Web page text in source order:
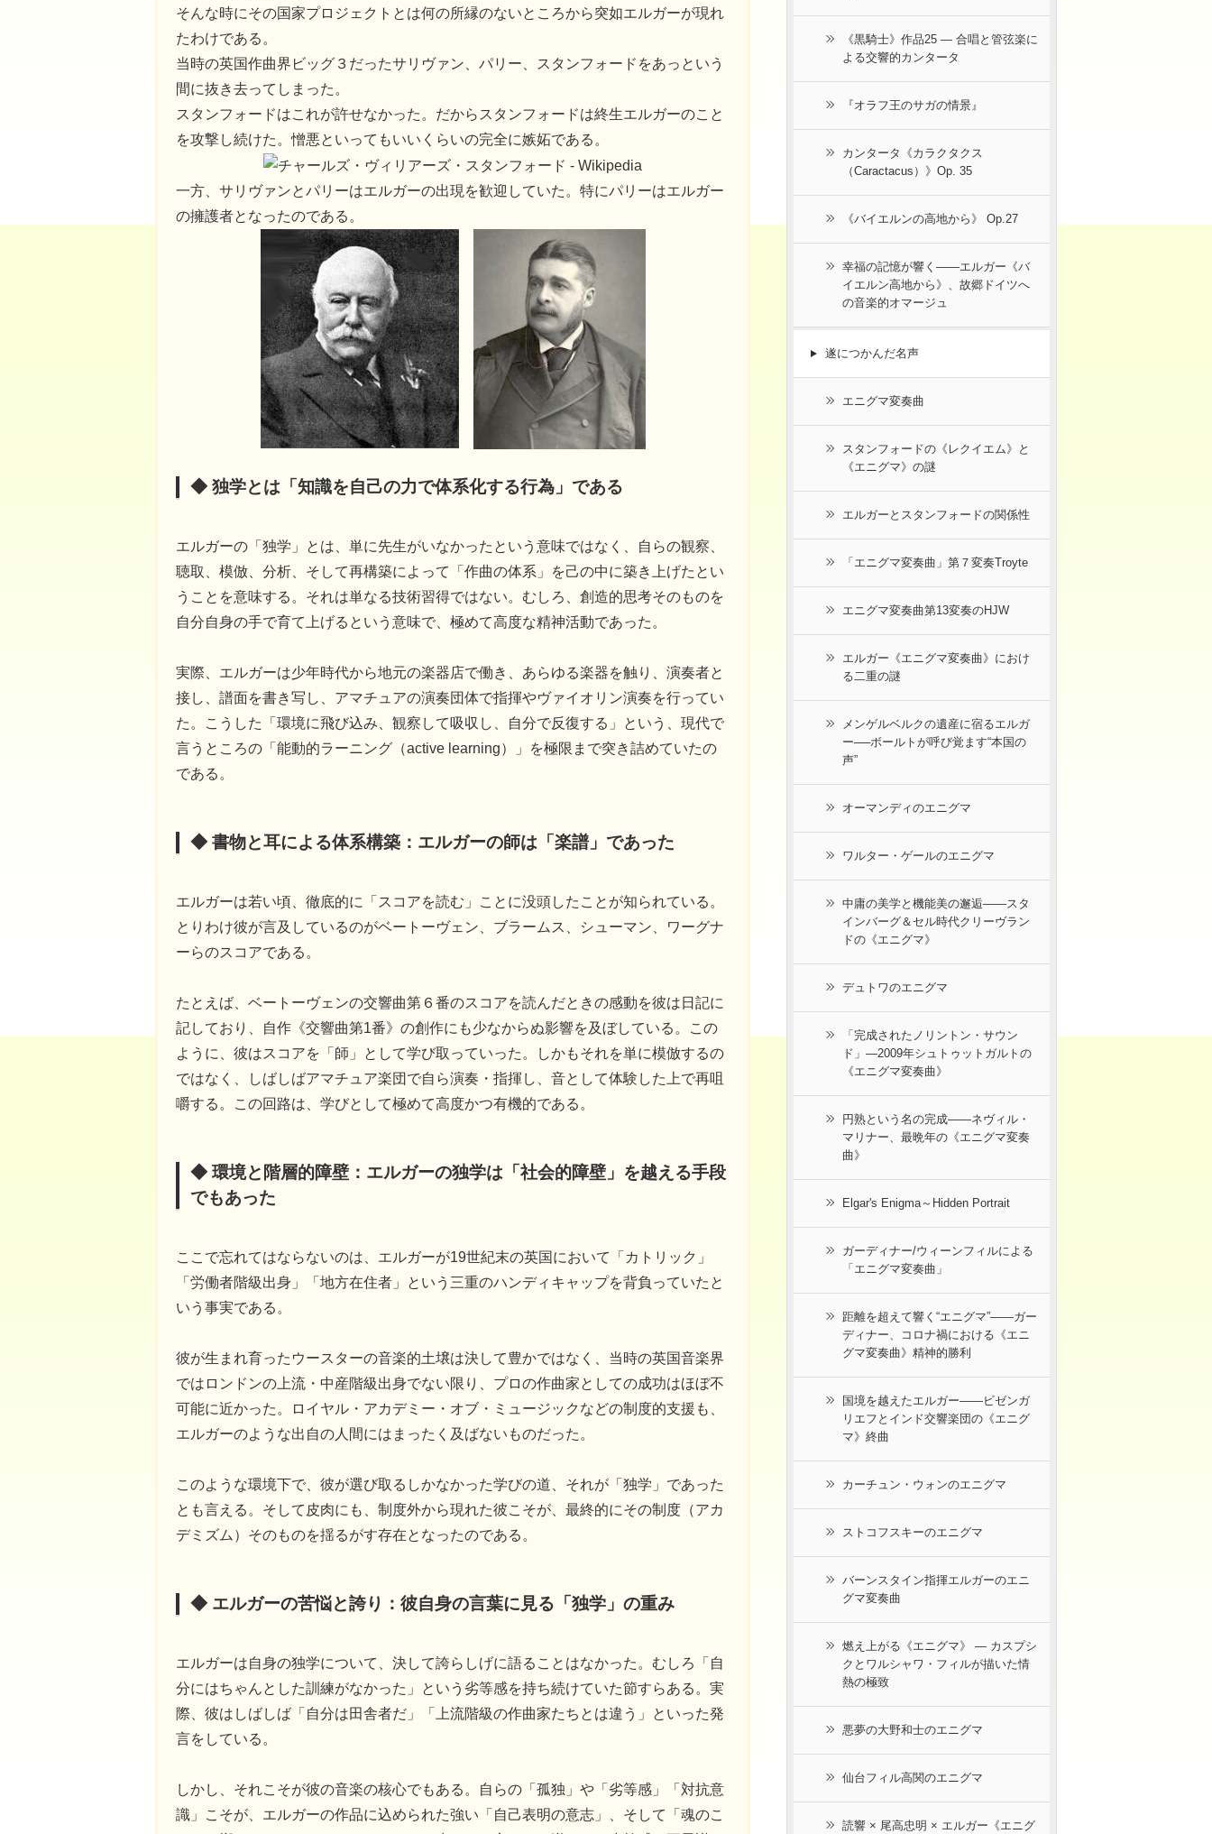
そんな時にその国家プロジェクトとは何の所縁のないところから突如エルガーが現れ
たわけである。
当時の英国作曲界ビッグ３だったサリヴァン、パリー、スタンフォードをあっという
間に抜き去ってしまった。
スタンフォードはこれが許せなかった。だからスタンフォードは終生エルガーのこと
を攻撃し続けた。憎悪といってもいいくらいの完全に嫉妬である。
一方、サリヴァンとパリーはエルガーの出現を歓迎していた。特にパリーはエルガー
の擁護者となったのである。
◆ 独学とは「知識を自己の力で体系化する行為」である
エルガーの「独学」とは、単に先生がいなかったという意味ではなく、自らの観察、
聴取、模倣、分析、そして再構築によって「作曲の体系」を己の中に築き上げたとい
うことを意味する。それは単なる技術習得ではない。むしろ、創造的思考そのものを
自分自身の手で育て上げるという意味で、極めて高度な精神活動であった。
実際、エルガーは少年時代から地元の楽器店で働き、あらゆる楽器を触り、演奏者と
接し、譜面を書き写し、アマチュアの演奏団体で指揮やヴァイオリン演奏を行ってい
た。こうした「環境に飛び込み、観察して吸収し、自分で反復する」という、現代で
言うところの「能動的ラーニング（active learning）」を極限まで突き詰めていたの
である。
◆ 書物と耳による体系構築：エルガーの師は「楽譜」であった
エルガーは若い頃、徹底的に「スコアを読む」ことに没頭したことが知られている。
とりわけ彼が言及しているのがベートーヴェン、ブラームス、シューマン、ワーグナ
ーらのスコアである。
たとえば、ベートーヴェンの交響曲第６番のスコアを読んだときの感動を彼は日記に
記しており、自作《交響曲第1番》の創作にも少なからぬ影響を及ぼしている。この
ように、彼はスコアを「師」として学び取っていった。しかもそれを単に模倣するの
ではなく、しばしばアマチュア楽団で自ら演奏・指揮し、音として体験した上で再咀
嚼する。この回路は、学びとして極めて高度かつ有機的である。
◆ 環境と階層的障壁：エルガーの独学は「社会的障壁」を越える手段
でもあった
ここで忘れてはならないのは、エルガーが19世紀末の英国において「カトリック」
「労働者階級出身」「地方在住者」という三重のハンディキャップを背負っていたと
いう事実である。
彼が生まれ育ったウースターの音楽的土壌は決して豊かではなく、当時の英国音楽界
ではロンドンの上流・中産階級出身でない限り、プロの作曲家としての成功はほぼ不
可能に近かった。ロイヤル・アカデミー・オブ・ミュージックなどの制度的支援も、
エルガーのような出自の人間にはまったく及ばないものだった。
このような環境下で、彼が選び取るしかなかった学びの道、それが「独学」であった
とも言える。そして皮肉にも、制度外から現れた彼こそが、最終的にその制度（アカ
デミズム）そのものを揺るがす存在となったのである。
◆ エルガーの苦悩と誇り：彼自身の言葉に見る「独学」の重み
エルガーは自身の独学について、決して誇らしげに語ることはなかった。むしろ「自
分にはちゃんとした訓練がなかった」という劣等感を持ち続けていた節すらある。実
際、彼はしばしば「自分は田舎者だ」「上流階級の作曲家たちとは違う」といった発
言をしている。
しかし、それこそが彼の音楽の核心でもある。自らの「孤独」や「劣等感」「対抗意
識」こそが、エルガーの作品に込められた強い「自己表明の意志」、そして「魂のこ
《黒騎士》作品25 ― 合唱と管弦楽に
よる交響的カンタータ
『オラフ王のサガの情景』
カンタータ《カラクタクス
（Caractacus）》Op. 35
《バイエルンの高地から》 Op.27
幸福の記憶が響く――エルガー《バ
イエルン高地から》、故郷ドイツへ
の音楽的オマージュ
遂につかんだ名声
エニグマ変奏曲
スタンフォードの《レクイエム》と
《エニグマ》の謎
エルガーとスタンフォードの関係性
「エニグマ変奏曲」第７変奏Troyte
エニグマ変奏曲第13変奏のHJW
エルガー《エニグマ変奏曲》におけ
る二重の謎
メンゲルベルクの遺産に宿るエルガ
ー──ボールトが呼び覚ます“本国の
声”
オーマンディのエニグマ
ワルター・ゲールのエニグマ
中庸の美学と機能美の邂逅――スタ
インバーグ＆セル時代クリーヴラン
ドの《エニグマ》
デュトワのエニグマ
「完成されたノリントン・サウン
ド」―2009年シュトゥットガルトの
《エニグマ変奏曲》
円熟という名の完成――ネヴィル・
マリナー、最晩年の《エニグマ変奏
曲》
Elgar's Enigma～Hidden Portrait
ガーディナー/ウィーンフィルによる
「エニグマ変奏曲」
距離を超えて響く“エニグマ”――ガー
ディナー、コロナ禍における《エニ
グマ変奏曲》精神的勝利
国境を越えたエルガー――ビゼンガ
リエフとインド交響楽団の《エニグ
マ》終曲
カーチュン・ウォンのエニグマ
ストコフスキーのエニグマ
バーンスタイン指揮エルガーのエニ
グマ変奏曲
燃え上がる《エニグマ》 ― カスプシ
クとワルシャワ・フィルが描いた情
熱の極致
悪夢の大野和士のエニグマ
仙台フィル高関のエニグマ
読響 × 尾高忠明 × エルガー《エニグ